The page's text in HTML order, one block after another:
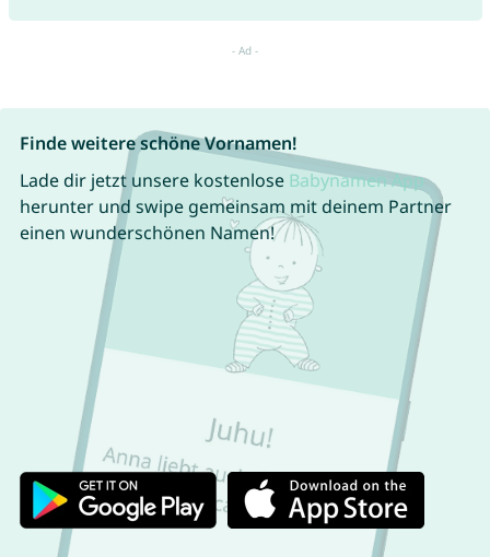
Finde weitere schöne Vornamen!
Lade dir jetzt unsere kostenlose Babynamen App
herunter und swipe gemeinsam mit deinem Partner
einen wunderschönen Namen!